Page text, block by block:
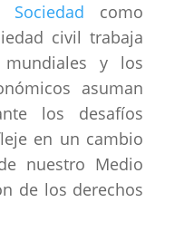
como
civil trabaja
y los
asuman
los desafíos
en un cambio
nuestro Medio
de los derechos